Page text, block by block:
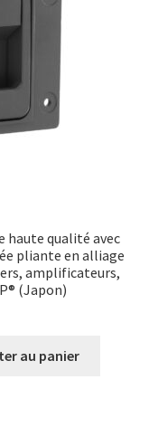
haute qualité avec
pliante en alliage
amplificateurs,
(Japon)
au panier